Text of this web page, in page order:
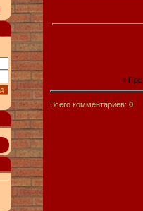
«
Всего комментариев: 0